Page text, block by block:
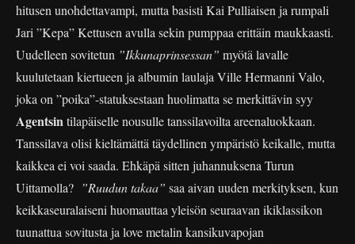
hitusen unohdettavampi, mutta basisti Kai Pulliaisen ja rumpali
Jari ”Kepa” Kettusen avulla sekin pumppaa erittäin maukkaasti.
Uudelleen sovitetun ”Ikkunaprinsessan” myötä lavalle
kuulutetaan kiertueen ja albumin laulaja Ville Hermanni Valo,
joka on ”poika”-statuksestaan huolimatta se merkittävin syy
Agentsintilapäiselle nousulle tanssilavoilta areenaluokkaan.
Tanssilava olisi kieltämättä täydellinen ympäristö keikalle, mutta
kaikkea ei voi saada. Ehkäpä sitten juhannuksena Turun
Uittamolla? ”Ruudun takaa” saa aivan uuden merkityksen, kun
keikkaseuralaiseni huomauttaa yleisön seuraavan ikiklassikon
tuunattua sovitusta ja love metalin kansikuvapojan